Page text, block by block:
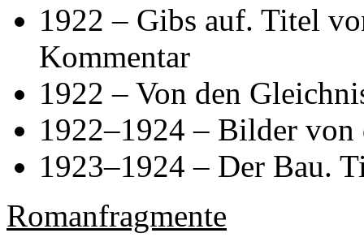
1922 – Gibs auf. Titel
Kommentar
1922 – Von den
1922–1924 – Bilder von
1923–1924 – Der Bau.
Romanfragmente